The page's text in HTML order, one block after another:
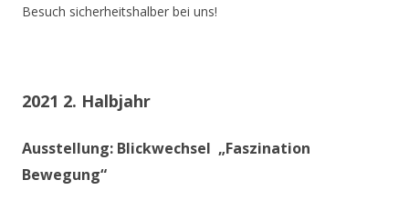
Besuch sicherheitshalber bei uns!
2021 2. Halbjahr
Ausstellung: Blickwechsel „Faszination
Bewegung“